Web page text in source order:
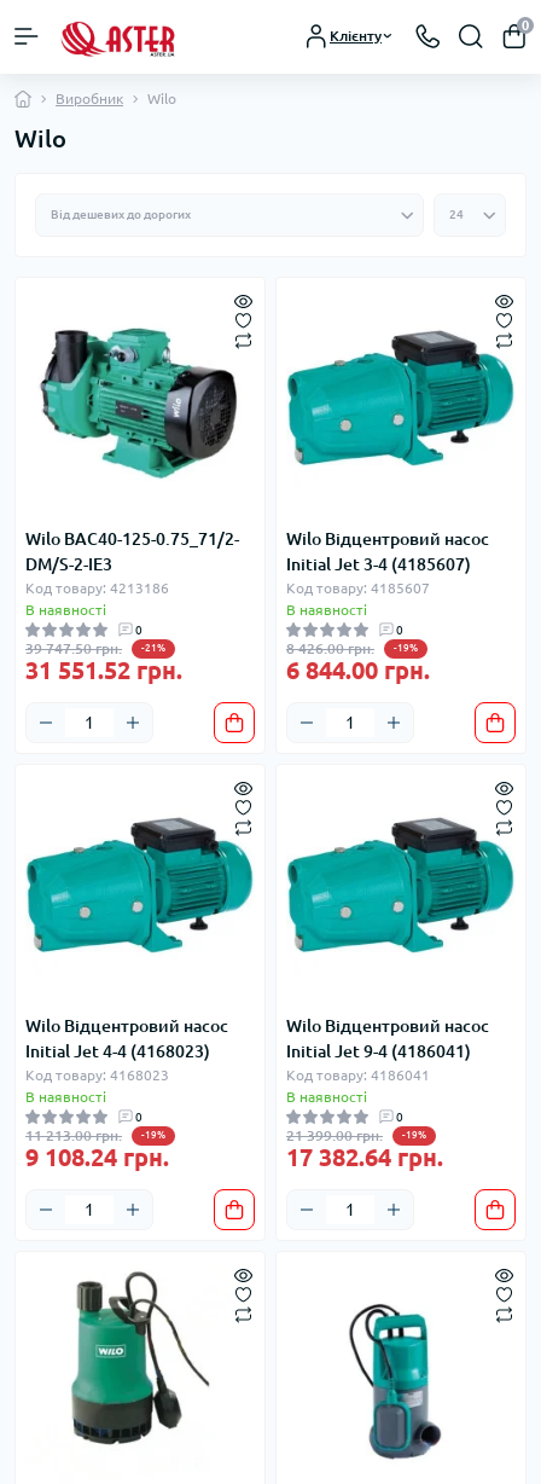
Клієнту
0
Виробник Wilo
Wilo
Wilo BAC40-125-0.75_71/2-
DM/S-2-IE3
Код товару: 4213186
В наявності
0
39 747.50 грн. -21%
31 551.52 грн.
Wilo Відцентровий насос
Initial Jet 3-4 (4185607)
Код товару: 4185607
В наявності
0
8 426.00 грн. -19%
6 844.00 грн.
Wilo Відцентровий насос
Initial Jet 4-4 (4168023)
Код товару: 4168023
В наявності
0
11 213.00 грн. -19%
9 108.24 грн.
Wilo Відцентровий насос
Initial Jet 9-4 (4186041)
Код товару: 4186041
В наявності
0
21 399.00 грн. -19%
17 382.64 грн.